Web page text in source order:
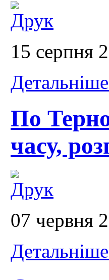
15 серпня
По
часу,
07 червня